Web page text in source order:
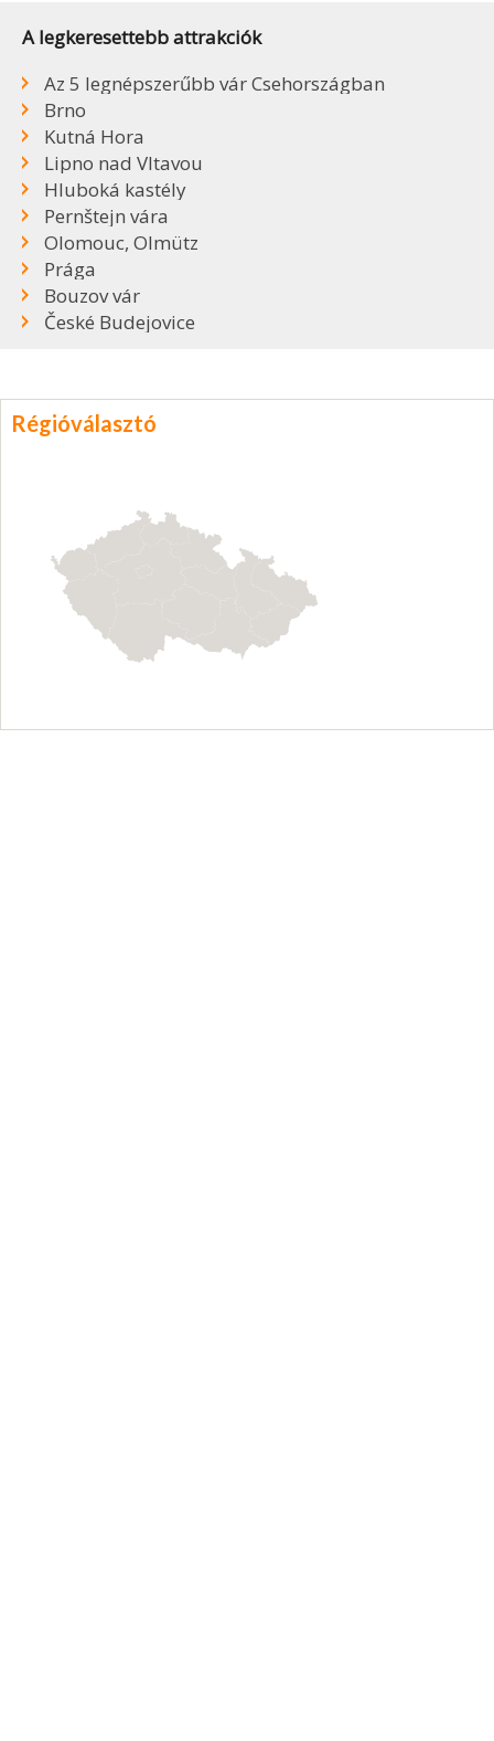
A legkeresettebb attrakciók
Az 5 legnépszerűbb vár Csehországban
Brno
Kutná Hora
Lipno nad Vltavou
Hluboká kastély
Pernštejn vára
Olomouc, Olmütz
Prága
Bouzov vár
České Budejovice
Régióválasztó